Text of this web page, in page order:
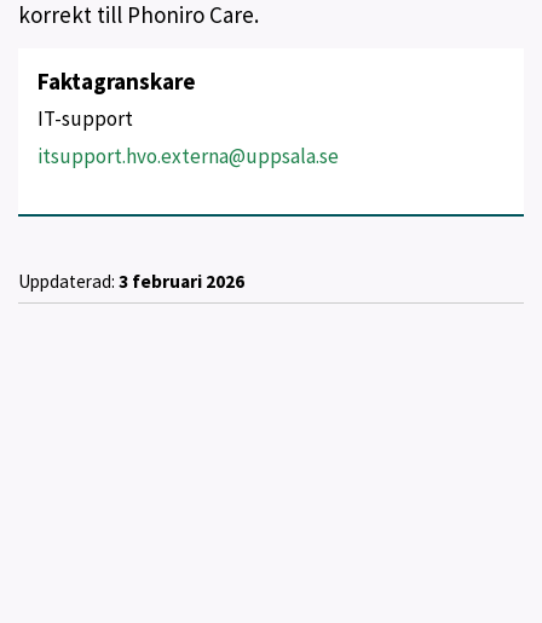
korrekt till Phoniro Care.
Faktagranskare
IT-support
itsupport.hvo.externa@uppsala.se
Uppdaterad: 3 februari 2026